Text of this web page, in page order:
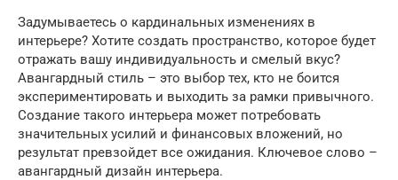
Задумываетесь о кардинальных изменениях в
интерьере? Хотите создать пространство, которое будет
отражать вашу индивидуальность и смелый вкус?
Авангардный стиль – это выбор тех, кто не боится
экспериментировать и выходить за рамки привычного.
Создание такого интерьера может потребовать
значительных усилий и финансовых вложений, но
результат превзойдет все ожидания. Ключевое слово –
авангардный дизайн интерьера.